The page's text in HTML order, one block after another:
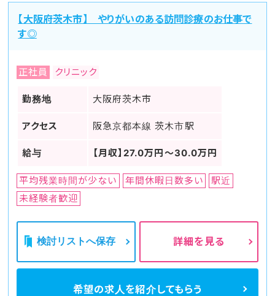
【大阪府茨木市】 やりがいのある訪問診療のお仕事で
す◎
正社員 クリニック
勤務地 大阪府茨木市
アクセス 阪急京都本線 茨木市駅
給与 【月収】27.0万円～30.0万円
平均残業時間が少ない 年間休暇日数多い
駅近
未経験者歓迎
検討リストへ保存 詳細を見る
希望の求人を紹介してもらう